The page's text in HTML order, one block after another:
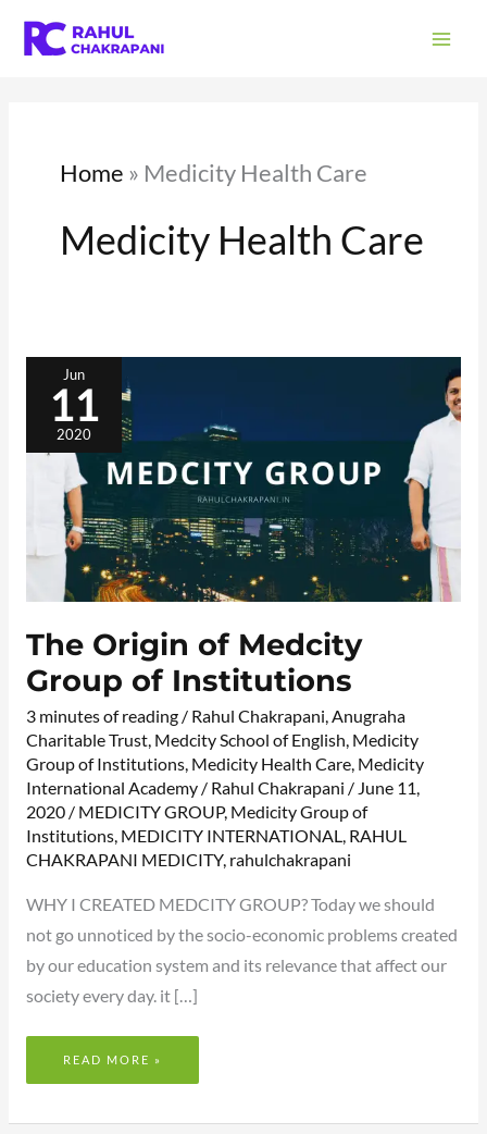
Home » Medicity Health Care
Medicity Health Care
Jun
11
2020
The Origin of Medcity
Group of Institutions
3 minutes of reading/ Rahul Chakrapani,Anugraha
Charitable Trust, Medcity School of English, Medicity
Group of Institutions, Medicity Health Care, Medicity
International Academy/ Rahul Chakrapani / June 11,
2020 / MEDICITY GROUP, Medicity Group of
Institutions, MEDICITY INTERNATIONAL, RAHUL
CHAKRAPANI MEDICITY, rahulchakrapani
WHY I CREATED MEDCITY GROUP? Today we should
not go unnoticed by the socio-economic problems created
by our education system and its relevance that affect our
society every day. it […]
THE
ORIGIN
OF
MEDCITY
GROUP
OF
INSTITUTIONS
READ MORE »
e